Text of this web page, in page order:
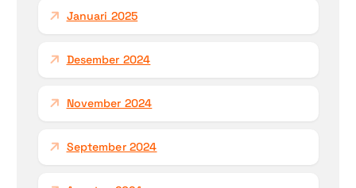
Januari 2025
Desember 2024
November 2024
September 2024